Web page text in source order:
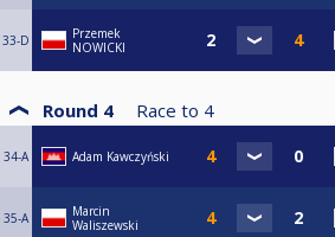
33-D
Przemek
NOWICKI
Round 4 Race to 4
34-A Adam Kawczyński
35-A
Marcin
Waliszewski